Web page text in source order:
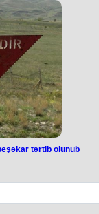
nazirinin müavini
ukraynalı qadınlar
“İndi Ukraynanın silahlı
- tibb, radiotexnika və
digər peşələrə
həvəsli olan
bu hüquqdan
bildirib.
tərtib olunub